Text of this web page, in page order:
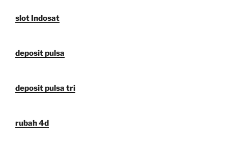
slot Indosat
deposit pulsa
deposit pulsa tri
rubah 4d